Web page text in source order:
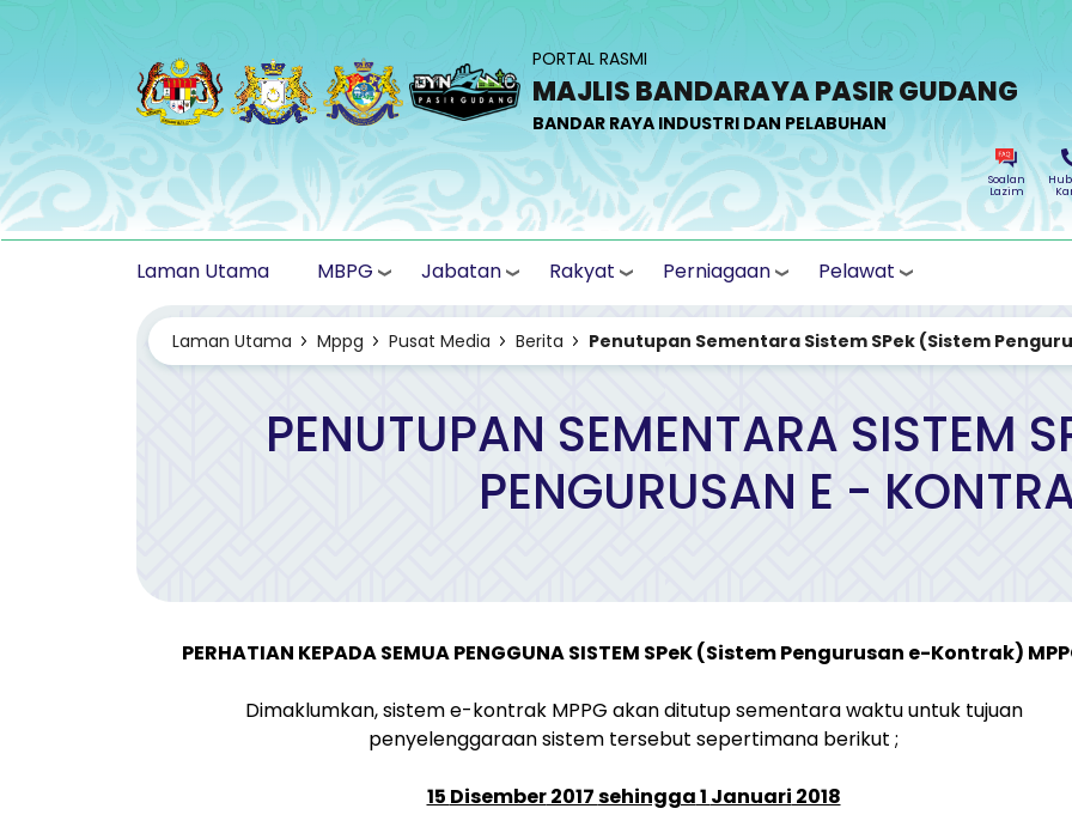
PORTAL RASMI
MAJLIS BANDARAYA PASIR GUDANG
BANDAR RAYA INDUSTRI DAN PELABUHAN
Soalan
Lazim
Laman Utama MBPG Jabatan Rakyat Perniagaan Pelawat
Laman Utama Mppg Pusat Media Berita Penutupan Sementara Sistem SPek (Sistem
PENUTUPAN SEMENTARA SISTEM
PENGURUSAN E -
PERHATIAN KEPADA SEMUA PENGGUNA SISTEM SPeK (Sistem Pengurusan e-Kontrak)
Dimaklumkan, sistem e-kontrak MPPG akan ditutup sementara waktu untuk tujuan
penyelenggaraan sistem tersebut sepertimana berikut ;
15 Disember2017sehingga1 Januari 2018